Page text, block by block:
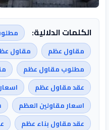
الكلمات الدلالية:
مقاول عظم
مقاول
مطلوب مقاول عظم
عقد مقاول عظم
اسعار مقاولين العظم
عقد مقاول بناء عظم